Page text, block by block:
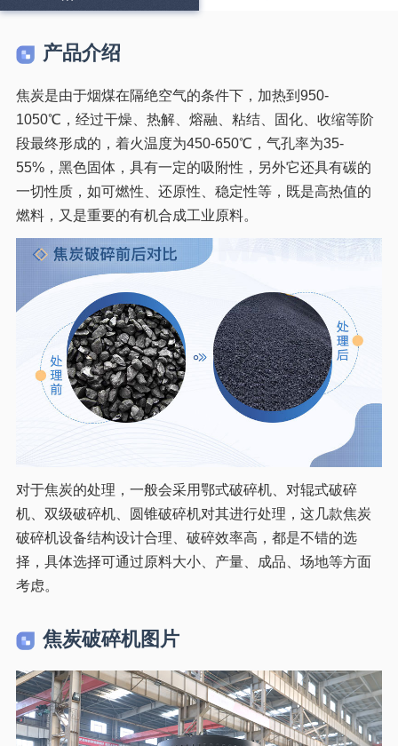
产品介绍
焦炭是由于烟煤在隔绝空气的条件下，加热到950-
1050℃，经过干燥、热解、熔融、粘结、固化、收缩等阶
段最终形成的，着火温度为450-650℃，气孔率为35-
55%，黑色固体，具有一定的吸附性，另外它还具有碳的
一切性质，如可燃性、还原性、稳定性等，既是高热值的
燃料，又是重要的有机合成工业原料。
对于焦炭的处理，一般会采用鄂式破碎机、对辊式破碎
机、双级破碎机、圆锥破碎机对其进行处理，这几款焦炭
破碎机设备结构设计合理、破碎效率高，都是不错的选
择，具体选择可通过原料大小、产量、成品、场地等方面
考虑。
焦炭破碎机图片